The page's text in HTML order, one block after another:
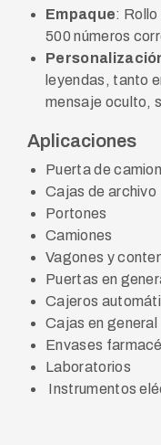
Empaque:
500 números
leyendas, tanto
mensaje oculto,
Aplicaciones
Puerta de
Cajas de archivo
Portones
Camiones
Vagones y
Puertas en
Cajeros
Cajas en general
Envases
Laboratorios
Instrumentos